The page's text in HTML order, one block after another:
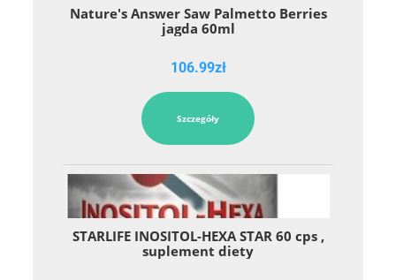
Nature's Answer Saw Palmetto Berries
jagda 60ml
106.99zł
Szczegóły
STARLIFE INOSITOL-HEXA STAR 60 cps ,
suplement diety